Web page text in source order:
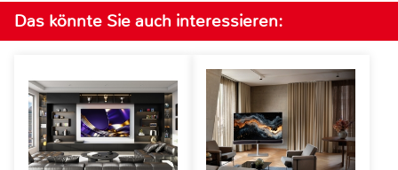
Das könnte Sie auch interessieren: